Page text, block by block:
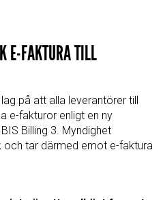
E-FAKTURA TILL
på att alla leverantörer till
e-fakturor enligt en ny
Billing 3. Myndighet
tar därmed emot e-faktura